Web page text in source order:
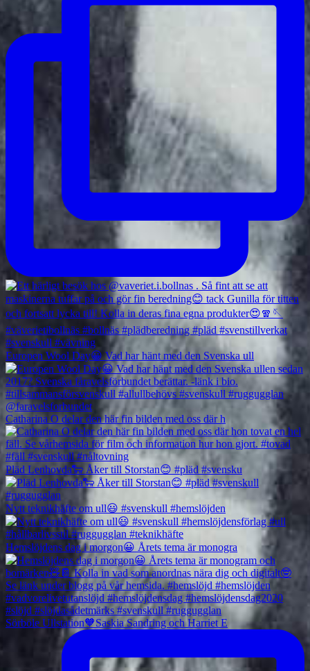
Europen Wool Day😀 Vad har hänt med den Svenska ull
Catharina O delar den här fin bilden med oss där h
Pläd Lenhovda🐑 Åker till Storstan😊 #pläd #svensku
Nytt teknikhäfte om ull😃 #svenskull #hemslöjden
Hemslöjdens dag i morgon😀 Årets tema är monogra
Sörböle Ullstation🧡Saskia Sandring och Harriet E